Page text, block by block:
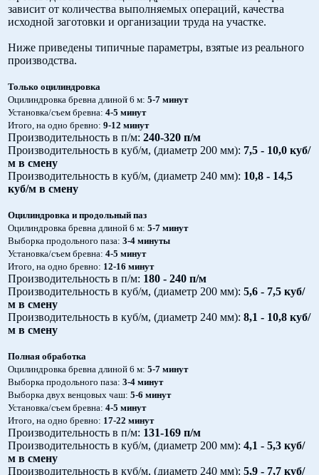
зависит от количества выполняемых операций, качества
исходной заготовки и организации труда на участке.
Ниже приведены типичные параметры, взятые из реального
производства.
Только оцилиндровка
Оцилиндровка бревна длиной 6 м:5-7 минут
Установка/съем бревна:4-5 минут
Итого, на одно бревно:9-12 минут
Производительность в п/м:240-320 п/м
Производительность в куб/м, (диаметр 200 мм): 7,5 - 10,0 куб/
м в смену
Производительность в куб/м, (диаметр 240 мм): 10,8 - 14,5
куб/м в смену
Оцилиндровка и продольный паз
Оцилиндровка бревна длиной 6 м:5-7 минут
Выборка продольного паза:3-4 минуты
Установка/съем бревна:4-5 минут
Итого, на одно бревно: 12-16 минут
Производительность в п/м: 180 - 240 п/м
Производительность в куб/м, (диаметр 200 мм):5,6 - 7,5 куб/
м в смену
Производительность в куб/м, (диаметр 240 мм):8,1 - 10,8 куб/
м в смену
Полная обработка
Оцилиндровка бревна длиной 6 м:5-7 минут
Выборка продольного паза:3-4 минут
Выборка двух венцовых чаш:5-6 минут
Установка/съем бревна:4-5 минут
Итого, на одно бревно: 17-22 минут
Производительность в п/м: 131-169 п/м
Производительность в куб/м, (диаметр 200 мм):4,1 - 5,3 куб/
м в смену
Производительность в куб/м, (диаметр 240 мм):5,9 - 7,7 куб/